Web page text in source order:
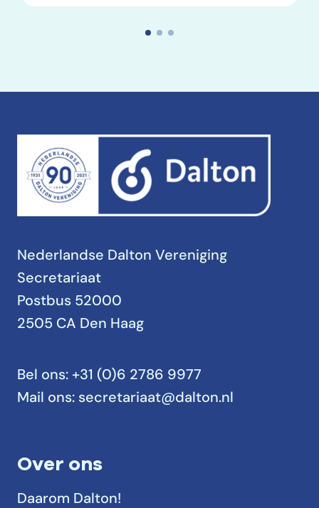
Nederlandse Dalton Vereniging
Secretariaat
Postbus 52000
2505 CA Den Haag
Bel ons: +31 (0)6 2786 9977
Mail ons: secretariaat@dalton.nl
Over ons
Daarom Dalton!